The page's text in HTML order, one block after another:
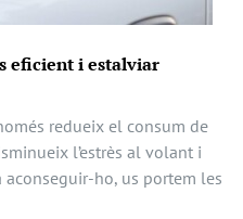
eficient i estalviar
redueix el consum de
l’estrès al volant i
ho, us portem les